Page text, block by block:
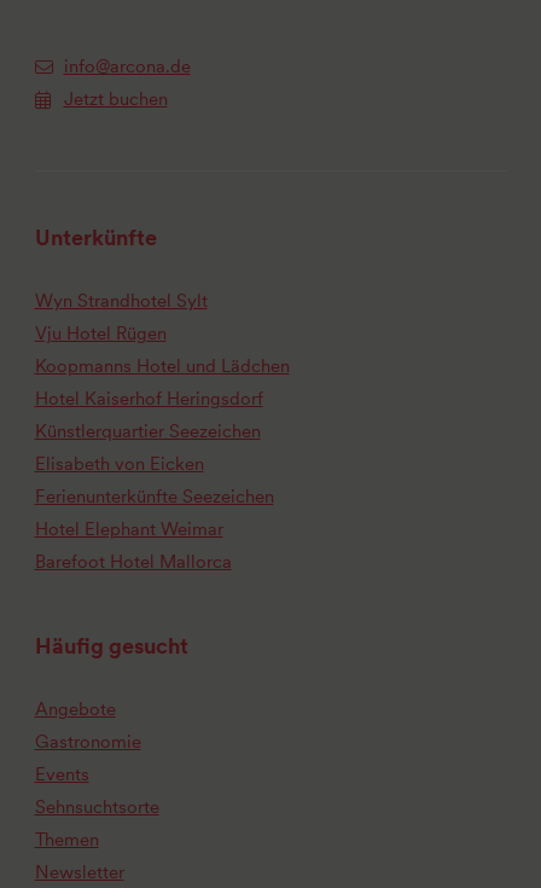
info@arcona.de
Jetzt buchen
Unterkünfte
Wyn Strandhotel Sylt
Vju Hotel Rügen
Koopmanns Hotel und Lädchen
Hotel Kaiserhof Heringsdorf
Künstlerquartier Seezeichen
Elisabeth von Eicken
Ferienunterkünfte Seezeichen
Hotel Elephant Weimar
Barefoot Hotel Mallorca
Häufig gesucht
Angebote
Gastronomie
Events
Sehnsuchtsorte
Themen
Newsletter